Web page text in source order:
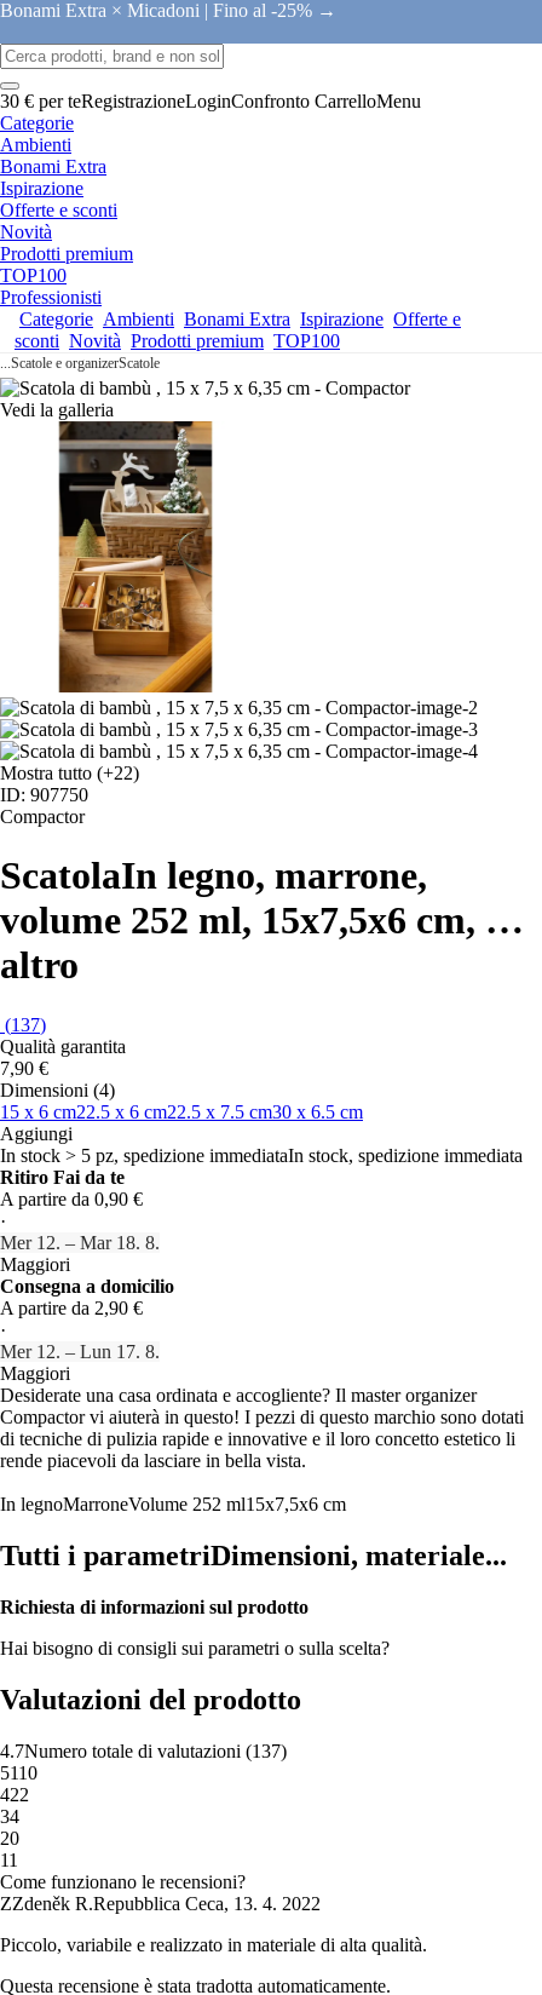
Bonami Extra × Micadoni | Fino al -25% →
30 € per teRegistrazioneLoginConfronto CarrelloMenu
Categorie
Ambienti
Bonami Extra
Ispirazione
Offerte e sconti
Novità
Prodotti premium
TOP100
Professionisti
Categorie Ambienti Bonami Extra Ispirazione Offerte e
sconti Novità Prodotti premium TOP100
...Scatole e organizerScatole
Vedi la galleria
Mostra tutto (+22)
ID: 907750
Compactor
ScatolaIn legno, marrone,
volume 252 ml, 15x7,5x6 cm, …
altro
(137)
Qualità garantita
7,90 €
Dimensioni (4)
15 x 6 cm22.5 x 6 cm22.5 x 7.5 cm30 x 6.5 cm
Aggiungi
In stock > 5 pz, spedizione immediataIn stock, spedizione immediata
Ritiro Fai da te
A partire da 0,90 €
·
Mer 12. – Mar 18. 8.
Maggiori
Consegna a domicilio
A partire da 2,90 €
·
Mer 12. – Lun 17. 8.
Maggiori
Desiderate una casa ordinata e accogliente? Il master organizer
Compactor vi aiuterà in questo! I pezzi di questo marchio sono dotati
di tecniche di pulizia rapide e innovative e il loro concetto estetico li
rende piacevoli da lasciare in bella vista.
In legnoMarroneVolume 252 ml15x7,5x6 cm
Tutti i parametriDimensioni, materiale...
Richiesta di informazioni sul prodotto
Hai bisogno di consigli sui parametri o sulla scelta?
Valutazioni del prodotto
4.7Numero totale di valutazioni (137)
5110
422
34
20
11
Come funzionano le recensioni?
ZZdeněk R.Repubblica Ceca, 13. 4. 2022
Piccolo, variabile e realizzato in materiale di alta qualità.
Questa recensione è stata tradotta automaticamente.